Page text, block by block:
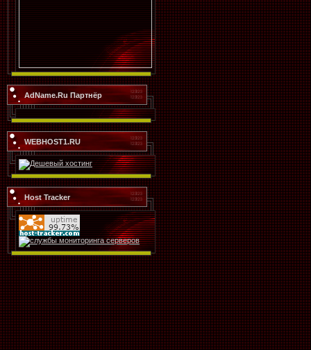
AdName.Ru Партнёр
WEBHOST1.RU
Host Tracker